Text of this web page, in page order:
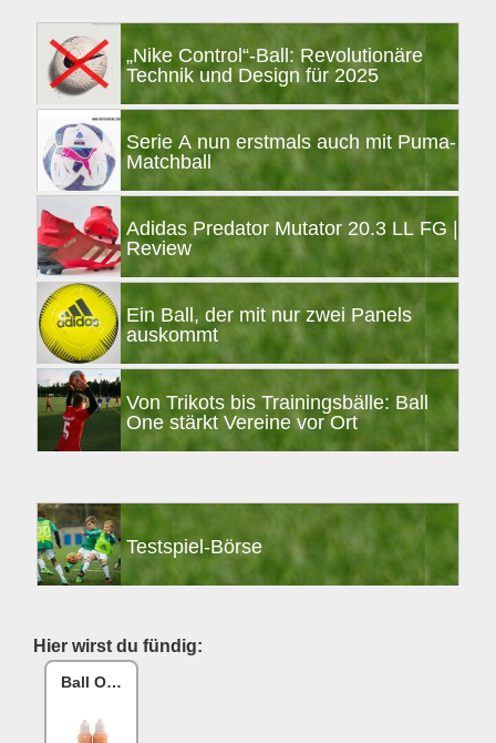
„Nike Control“-Ball: Revolutionäre
Technik und Design für 2025
Serie A nun erstmals auch mit Puma-
Matchball
Adidas Predator Mutator 20.3 LL FG |
Review
Ein Ball, der mit nur zwei Panels
auskommt
Von Trikots bis Trainingsbälle: Ball
One stärkt Vereine vor Ort
Testspiel-Börse
Hier wirst du fündig:
Ball One Reparaturset